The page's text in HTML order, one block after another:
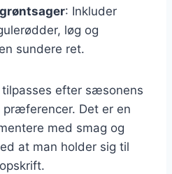
: Inkluder
løg og
sundere ret.
efter sæsonens
præferencer. Det er en
med smag og
at man holder sig til